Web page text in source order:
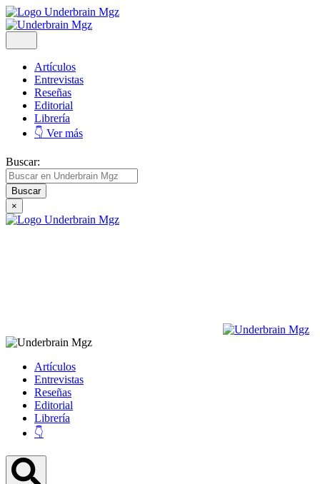
Artículos
Entrevistas
Reseñas
Editorial
Librería
👇 Ver más
Buscar:
×
Artículos
Entrevistas
Reseñas
Editorial
Librería
👇